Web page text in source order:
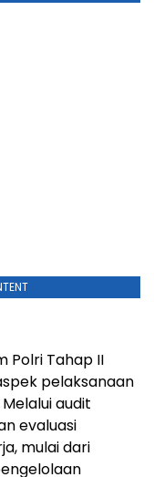
Polri Tahap II
pelaksanaan
audit
evaluasi
mulai dari